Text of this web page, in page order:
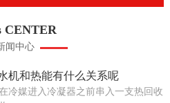
CENTER
闻中心
机和热能有什么关系呢
冷媒进入冷凝器之前串入一支热回收